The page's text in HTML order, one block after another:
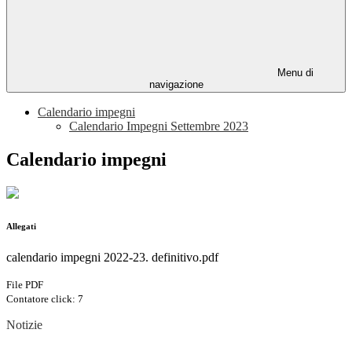
Menu di
navigazione
Calendario impegni
Calendario Impegni Settembre 2023
Calendario impegni
Allegati
calendario impegni 2022-23. definitivo.pdf
File PDF
Contatore click: 7
Notizie